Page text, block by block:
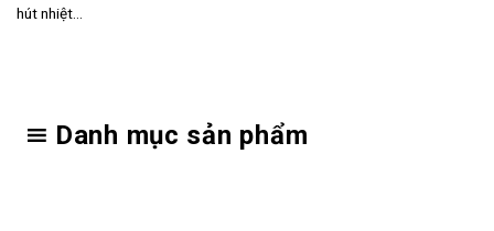
hút nhiệt...
Danh mục sản phẩm